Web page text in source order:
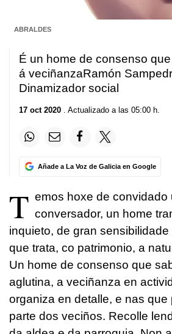
ABRALDES
É un home de consenso
á veciñanzaRamón
Dinamizador social
17 oct 2020 . Actualizado a las 05:00 h.
Añade a La Voz de Galicia en Google
T emos hoxe de convidado
conversador, un home
inquieto, de gran
que trata, co patrimonio, a
Un home de consenso que
aglutina, a veciñanza en
organiza en detalle, e nas que
parte dos veciños. Recolle